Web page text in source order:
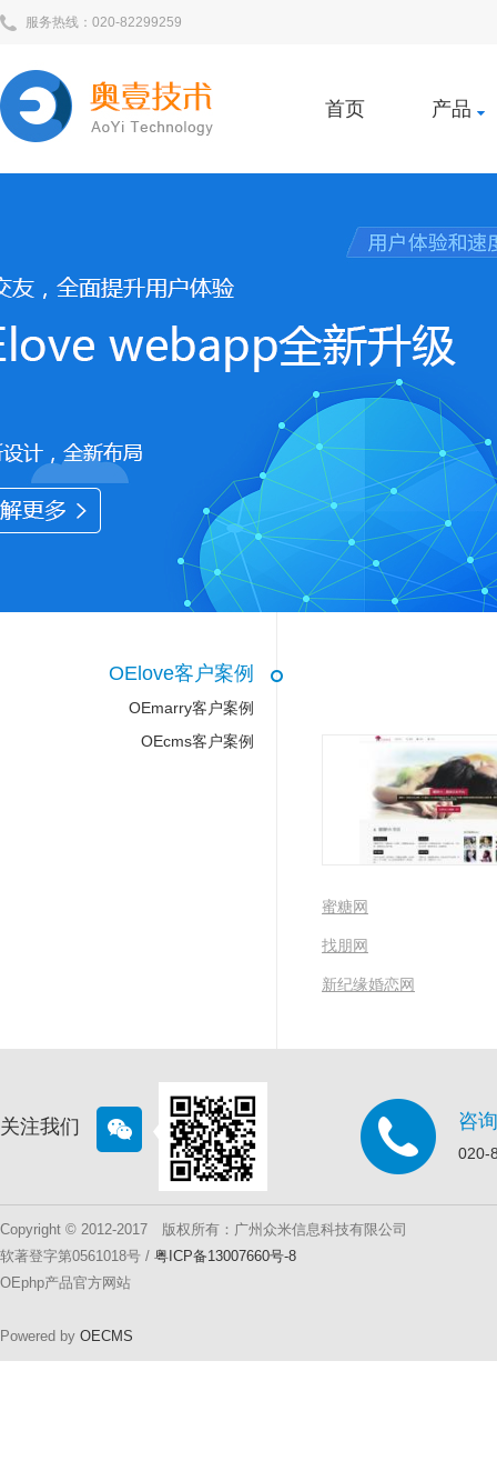
服务热线：020-82299259
首页 产品
OElove客户案例
OEmarry客户案例
OEcms客户案例
蜜糖网
找朋网
新纪缘婚恋网
关注我们 咨
020-
Copyright © 2012-2017 版权所有：广州众米信息科技有限公司
软著登字第0561018号 / 粤ICP备13007660号-8
OEphp产品官方网站
Powered by OECMS